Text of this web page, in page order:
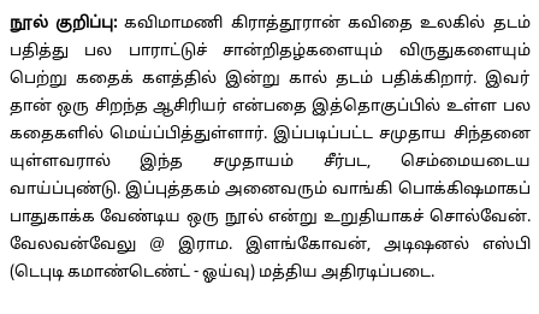
நூல் குறிப்பு:கவிமாமணி கிராத்தூரான் கவிதை உலகில் தடம்
பதித்து பல பாராட்டுச் சான்றிதழ்களையும் விருதுகளையும்
பெற்று கதைக் களத்தில் இன்று கால் தடம் பதிக்கிறார். இவர்
தான் ஒரு சிறந்த ஆசிரியர் என்பதை இத்தொகுப்பில் உள்ள பல
கதைகளில் மெய்ப்பித்துள்ளார். இப்படிப்பட்ட சமுதாய சிந்தனை
யுள்ளவரால் இந்த சமுதாயம் சீர்பட, செம்மையடைய
வாய்ப்புண்டு. இப்புத்தகம் அனைவரும் வாங்கி பொக்கிஷமாகப்
பாதுகாக்க வேண்டிய ஒரு நூல் என்று உறுதியாகச் சொல்வேன்.
வேலவன்வேலு @ இராம. இளங்கோவன், அடிஷனல் எஸ்பி
(டெபுடி கமாண்டெண்ட் - ஓய்வு) மத்திய அதிரடிப்படை.